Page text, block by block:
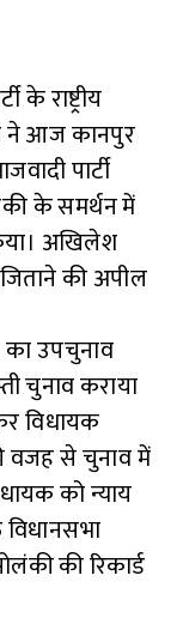
के राष्ट्रीय
ने आज कानपुर
पार्टी
के समर्थन में
अखिलेश
की अपील
उपचुनाव
चुनाव कराया
विधायक
वजह से चुनाव में
को न्याय
की रिकार्ड